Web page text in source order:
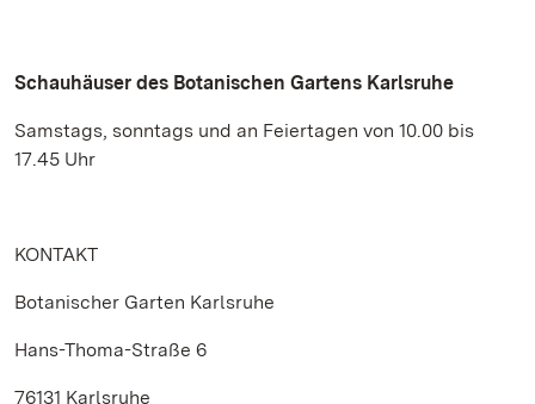
Schauhäuser des Botanischen Gartens Karlsruhe
Samstags, sonntags und an Feiertagen von 10.00 bis
17.45 Uhr
KONTAKT
Botanischer Garten Karlsruhe
Hans-Thoma-Straße 6
76131 Karlsruhe